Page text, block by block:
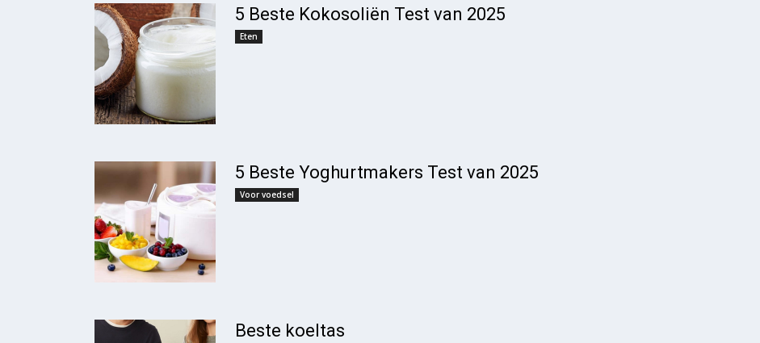
5 Beste Kokosoliën Test van 2025
Eten
5 Beste Yoghurtmakers Test van 2025
Voor voedsel
Beste koeltas